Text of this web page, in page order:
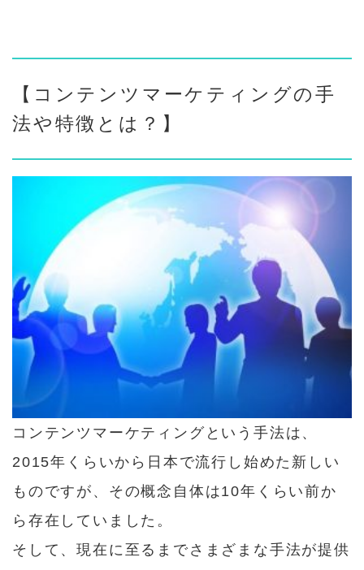
【コンテンツマーケティングの手
法や特徴とは？】
コンテンツマーケティングという手法は、
2015年くらいから日本で流行し始めた新しい
ものですが、その概念自体は10年くらい前か
ら存在していました。
そして、現在に至るまでさまざまな手法が提供